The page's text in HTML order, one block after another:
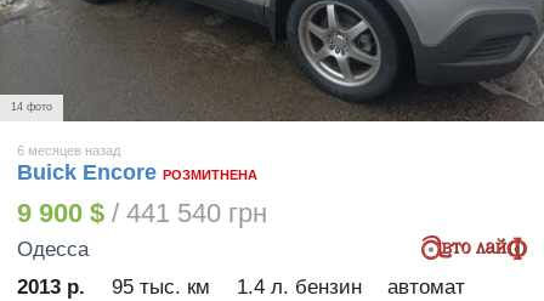
14 фото
6 месяцев назад
Buick Encore РОЗМИТНЕНА
9 900 $ / 441 540 грн
Одесса
2013 р.
95 тыс. км 1.4 л. бензин автомат